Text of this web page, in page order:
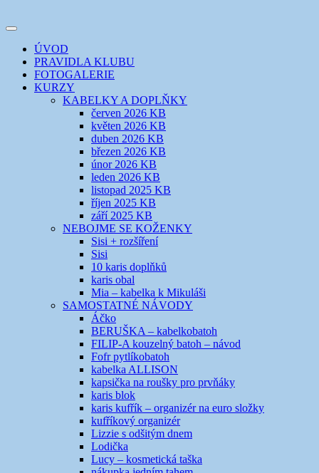
k
webuEVIKLUB
šicí klub
Toggle
navigation
ÚVOD
PRAVIDLA KLUBU
FOTOGALERIE
KURZY
KABELKY A DOPLŇKY
červen 2026 KB
květen 2026 KB
duben 2026 KB
březen 2026 KB
únor 2026 KB
leden 2026 KB
listopad 2025 KB
říjen 2025 KB
září 2025 KB
NEBOJME SE KOŽENKY
Sisi + rozšíření
Sisi
10 karis doplňků
karis obal
Mia – kabelka k Mikuláši
SAMOSTATNÉ NÁVODY
Áčko
BERUŠKA – kabelkobatoh
FILIP-A kouzelný batoh – návod
Fofr pytlíkobatoh
kabelka ALLISON
kapsička na roušky pro prvňáky
karis blok
karis kufřík – organizér na euro složky
kufříkový organizér
Lizzie s odšitým dnem
Lodička
Lucy – kosmetická taška